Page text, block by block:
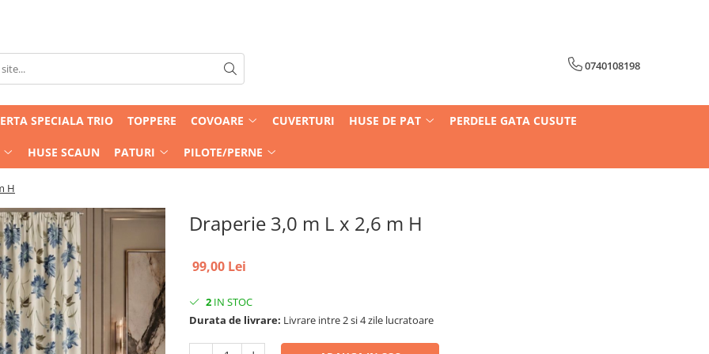
0740108198
SPECIALA TRIO TOPPERE COVOARE CUVERTURI HUSE DE PAT PERDELE GATA CUSUTE
HUSE SCAUN PATURI PILOTE/PERNE
H
Draperie 3,0 m L x 2,6 m H
99,00 Lei
2 IN STOC
Durata de livrare: Livrare intre 2 si 4 zile lucratoare